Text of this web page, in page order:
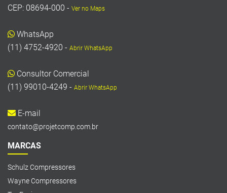
CEP: 08694-000 - Ver no Maps
WhatsApp
(11) 4752-4920 - Abrir WhatsApp
Consultor Comercial
(11) 99010-4249 - Abrir WhatsApp
E-mail
contato@projetcomp.com.br
MARCAS
Schulz Compressores
Wayne Compressores